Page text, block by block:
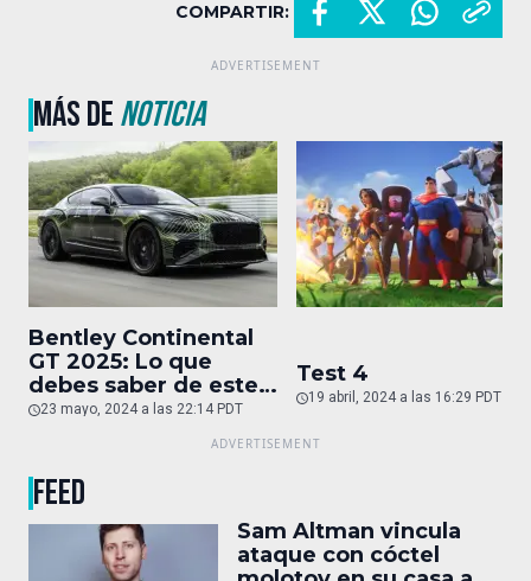
COMPARTIR:
MÁS DENOTICIA
Bentley Continental
GT 2025: Lo que
debes saber de este
auto de superlujo
23 mayo, 2024 a las 22:14 PDT
Test 4
19 abril, 2024 a las 16:29 PDT
FEED
Sam Altman vincula
ataque con cóctel